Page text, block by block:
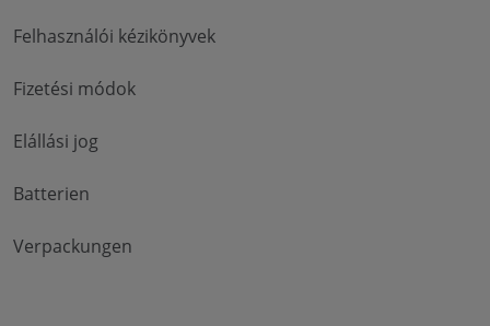
Felhasználói kézikönyvek
Fizetési módok
Elállási jog
Batterien
Verpackungen